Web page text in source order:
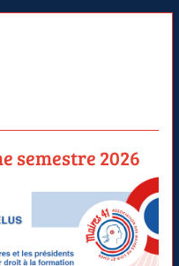
semestre 2026